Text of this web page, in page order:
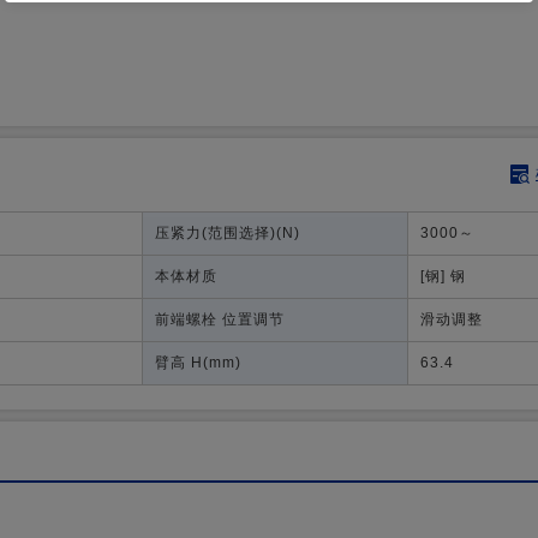
压紧力(范围选择)(N) 3000～
本体材质 [钢] 钢
前端螺栓 位置调节 滑动调整
臂高 H (mm) 63.4